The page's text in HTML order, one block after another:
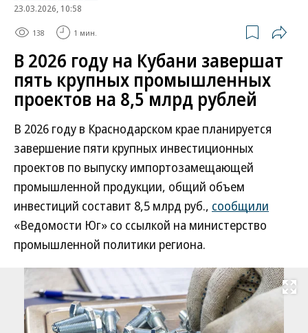
23.03.2026, 10:58
138 1 мин.
В 2026 году на Кубани завершат
пять крупных промышленных
проектов на 8,5 млрд рублей
В 2026 году в Краснодарском крае планируется
завершение пяти крупных инвестиционных
проектов по выпуску импортозамещающей
промышленной продукции, общий объем
инвестиций составит 8,5 млрд руб., сообщили
«Ведомости Юг» со ссылкой на министерство
промышленной политики региона.
Развернуть